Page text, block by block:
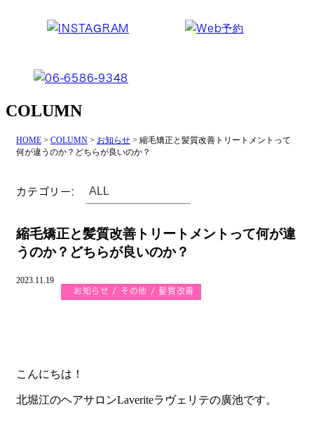
COLUMN
HOME > COLUMN > お知らせ > 縮毛矯正と髪質改善トリートメントって
何が違うのか？どちらが良いのか？
カテゴリー:
縮毛矯正と髪質改善トリートメントって何が違
うのか？どちらが良いのか？
2023.11.19
お知らせ その他 髪質改善
こんにちは！
北堀江のヘアサロンLaveriteラヴェリテの廣池です。